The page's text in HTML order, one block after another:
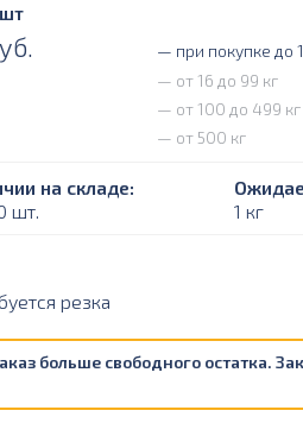
— при покупке до
— от 16 до 99 кг
— от 100 до 499 кг
— от 500 кг
на складе:
шт.
1 кг
резка
больше свободного остатка.